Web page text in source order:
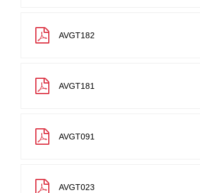
AVGT182
AVGT181
AVGT091
AVGT023